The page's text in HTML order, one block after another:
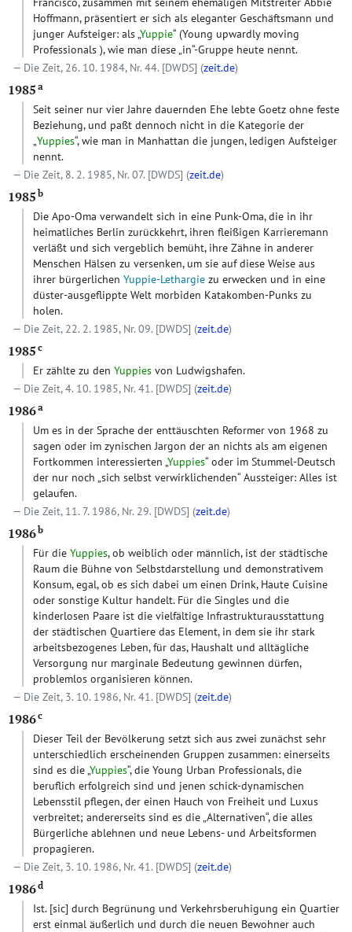
Hoffmann, präsentiert er sich als eleganter Geschäftsmann und
junger Aufsteiger: als „Yuppie“ (Young upwardly moving
Professionals ), wie man diese „in“-Gruppe heute nennt.
Die Zeit, 26. 10. 1984, Nr. 44. [DWDS] (zeit.de)
1985 a
Seit seiner nur vier Jahre dauernden Ehe lebte Goetz ohne feste
Beziehung, und paßt dennoch nicht in die Kategorie der
„Yuppies“, wie man in Manhattan die jungen, ledigen Aufsteiger
nennt.
Die Zeit, 8. 2. 1985, Nr. 07. [DWDS] (zeit.de)
1985 b
Die Apo-Oma verwandelt sich in eine Punk-Oma, die in ihr
heimatliches Berlin zurückkehrt, ihren fleißigen Karrieremann
verläßt und sich vergeblich bemüht, ihre Zähne in anderer
Menschen Hälsen zu versenken, um sie auf diese Weise aus
ihrer bürgerlichen Yuppie-Lethargie zu erwecken und in eine
düster-ausgeflippte Welt morbiden Katakomben-Punks zu
holen.
Die Zeit, 22. 2. 1985, Nr. 09. [DWDS] (zeit.de)
1985 c
Er zählte zu den Yuppies von Ludwigshafen.
Die Zeit, 4. 10. 1985, Nr. 41. [DWDS] (zeit.de)
1986a
Um es in der Sprache der enttäuschten Reformer von 1968 zu
sagen oder im zynischen Jargon der an nichts als am eigenen
Fortkommen interessierten „Yuppies“ oder im Stummel-Deutsch
der nur noch „sich selbst verwirklichenden“ Aussteiger: Alles ist
gelaufen.
Die Zeit, 11. 7. 1986, Nr. 29. [DWDS] (zeit.de)
1986b
Für die Yuppies, ob weiblich oder männlich, ist der städtische
Raum die Bühne von Selbstdarstellung und demonstrativem
Konsum, egal, ob es sich dabei um einen Drink, Haute Cuisine
oder sonstige Kultur handelt. Für die Singles und die
kinderlosen Paare ist die vielfältige Infrastrukturausstattung
der städtischen Quartiere das Element, in dem sie ihr stark
arbeitsbezogenes Leben, für das, Haushalt und alltägliche
Versorgung nur marginale Bedeutung gewinnen dürfen,
problemlos organisieren können.
Die Zeit, 3. 10. 1986, Nr. 41. [DWDS] (zeit.de)
1986c
Dieser Teil der Bevölkerung setzt sich aus zwei zunächst sehr
unterschiedlich erscheinenden Gruppen zusammen: einerseits
sind es die „Yuppies“, die Young Urban Professionals, die
beruflich erfolgreich sind und jenen schick-dynamischen
Lebensstil pflegen, der einen Hauch von Freiheit und Luxus
verbreitet; andererseits sind es die „Alternativen“, die alles
Bürgerliche ablehnen und neue Lebens- und Arbeitsformen
propagieren.
Die Zeit, 3. 10. 1986, Nr. 41. [DWDS] (zeit.de)
1986d
Ist. [sic] durch Begrünung und Verkehrsberuhigung ein Quartier
erst einmal äußerlich und durch die neuen Bewohner auch